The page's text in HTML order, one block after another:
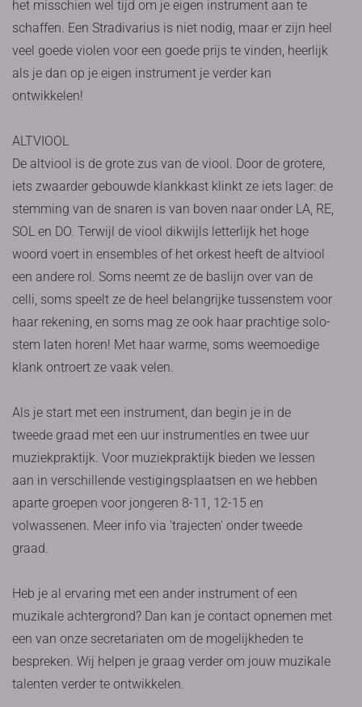
het misschien wel tijd om je eigen instrument aan te
schaffen. Een Stradivarius is niet nodig, maar er zijn heel
veel goede violen voor een goede prijs te vinden, heerlijk
als je dan op je eigen instrument je verder kan
ontwikkelen!
ALTVIOOL
De altviool is de grote zus van de viool. Door de grotere,
iets zwaarder gebouwde klankkast klinkt ze iets lager: de
stemming van de snaren is van boven naar onder LA, RE,
SOL en DO. Terwijl de viool dikwijls letterlijk het hoge
woord voert in ensembles of het orkest heeft de altviool
een andere rol. Soms neemt ze de baslijn over van de
celli, soms speelt ze de heel belangrijke tussenstem voor
haar rekening, en soms mag ze ook haar prachtige solo-
stem laten horen! Met haar warme, soms weemoedige
klank ontroert ze vaak velen.
Als je start met een instrument, dan begin je in de
tweede graad met een uur instrumentles en twee uur
muziekpraktijk. Voor muziekpraktijk bieden we lessen
aan in verschillende vestigingsplaatsen en we hebben
aparte groepen voor jongeren 8-11, 12-15 en
volwassenen. Meer info via 'trajecten' onder tweede
graad.
Heb je al ervaring met een ander instrument of een
muzikale achtergrond? Dan kan je contact opnemen met
een van onze secretariaten om de mogelijkheden te
bespreken. Wij helpen je graag verder om jouw muzikale
talenten verder te ontwikkelen.